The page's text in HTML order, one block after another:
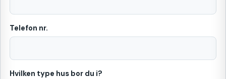
Telefon nr.
Hvilken type hus bor du i?